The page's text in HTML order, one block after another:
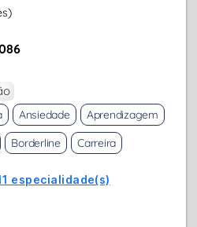
Ansiedade
Aprendizagem
Borderline Carreira
especialidade(s)